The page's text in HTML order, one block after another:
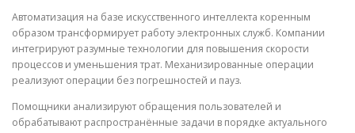
Автоматизация на базе искусственного интеллекта коренным
образом трансформирует работу электронных служб. Компании
интегрируют разумные технологии для повышения скорости
процессов и уменьшения трат. Механизированные операции
реализуют операции без погрешностей и пауз.
Помощники анализируют обращения пользователей и
обрабатывают распространённые задачи в порядке актуального